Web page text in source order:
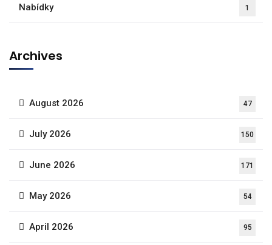
Nabídky
1
Archives
August 2026 47
July 2026 150
June 2026 171
May 2026 54
April 2026 95